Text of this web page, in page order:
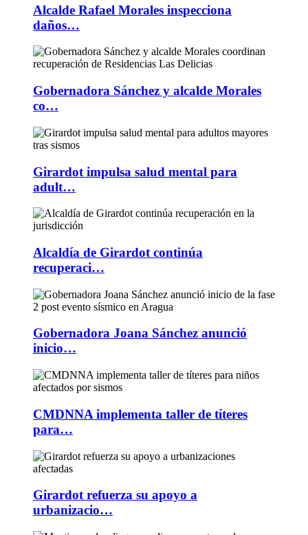
Alcalde Rafael Morales inspecciona
daños…
Gobernadora Sánchez y alcalde Morales
co…
Girardot impulsa salud mental para
adult…
Alcaldía de Girardot continúa
recuperaci…
Gobernadora Joana Sánchez anunció
inicio…
CMDNNA implementa taller de títeres
para…
Girardot refuerza su apoyo a
urbanizacio…